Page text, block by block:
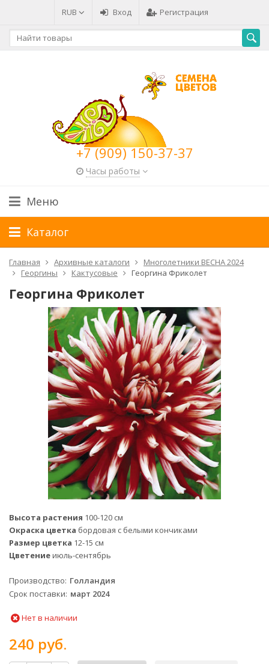
RUB Вход Регистрация
+7 (909) 150-37-37
Часы работы
Меню
Каталог
Главная Архивные каталоги
Многолетники ВЕСНА 2024
Георгины
Кактусовые Георгина Фриколет
Георгина Фриколет
Высота растения 100-120 см
Окраска цветка бордовая с белыми кончиками
Размер цветка 12-15 см
Цветениеиюль-сентябрь
Производство Голландия
Срок поставки март 2024
Нет в наличии
240 руб.